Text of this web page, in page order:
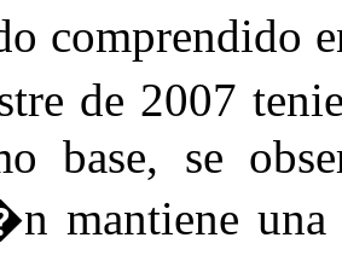
comprendido
de 2007
base, se
mantiene una